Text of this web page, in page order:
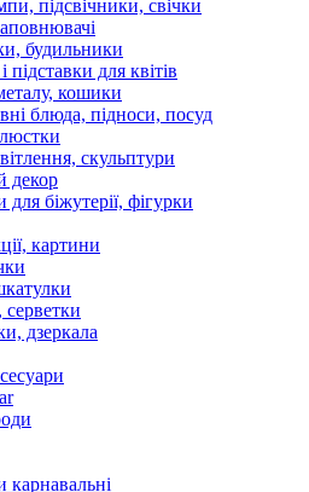
підсвічники, свічки
будильники
для квітів
кошики
блюда, підноси, посуд
скульптури
декор
для біжутерії, фігурки
картини
серветки
дзеркала